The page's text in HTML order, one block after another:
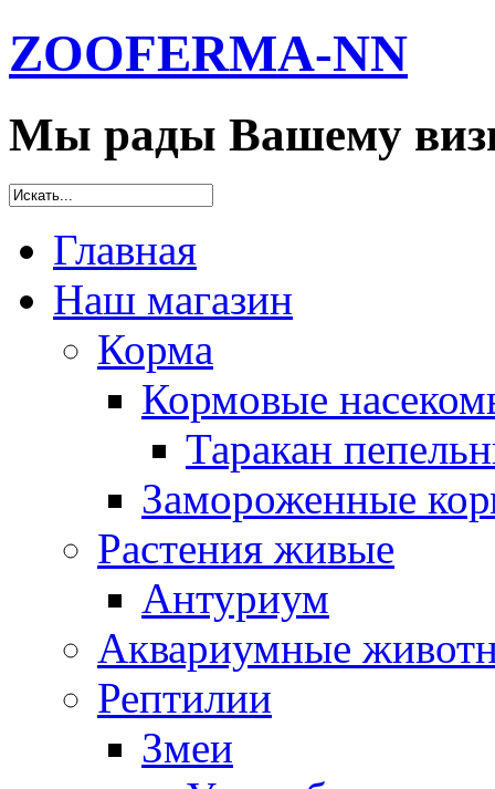
ZOOFERMA-NN
Мы рады Вашему
Главная
Наш магазин
Корма
Кормовые
Таракан
Замороженные
Растения живые
Антуриум
Аквариумные
Рептилии
Змеи